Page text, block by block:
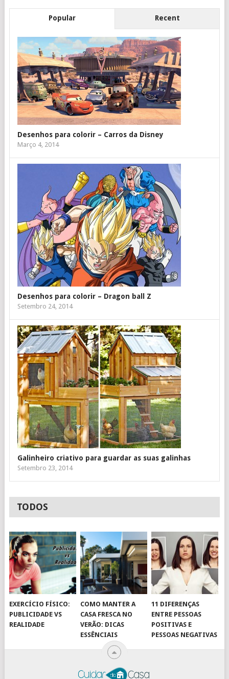
Popular Recent
Desenhos para colorir – Carros da Disney
Março 4, 2014
Desenhos para colorir – Dragon ball Z
Setembro 24, 2014
Galinheiro criativo para guardar as suas galinhas
Setembro 23, 2014
TODOS
EXERCÍCIO FÍSICO:
PUBLICIDADE VS
REALIDADE
COMO MANTER A
CASA FRESCA NO
VERÃO: DICAS
ESSÊNCIAIS
11 DIFERENÇAS
ENTRE PESSOAS
POSITIVAS E
PESSOAS NEGATIVAS